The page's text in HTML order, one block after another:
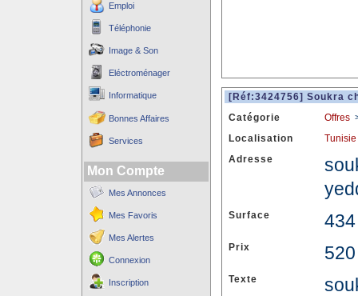
Emploi
Téléphonie
Image & Son
Eléctroménager
Informatique
Bonnes Affaires
Services
Mon Compte
Mes Annonces
Mes Favoris
Mes Alertes
Connexion
Inscription
[Réf:3424756] Soukra
Catégorie
Offres
Localisation
Tunisie
Adresse
Surface
Prix
Texte